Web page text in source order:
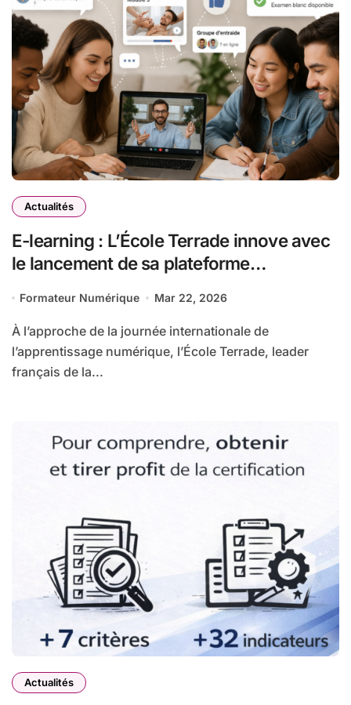
Actualités
E-learning : L’École Terrade innove avec
le lancement de sa plateforme
formation aux métiers du soin et de la
beauté
Formateur Numérique Mar 22, 2026
À l’approche de la journée internationale de
l’apprentissage numérique, l’École Terrade, leader
français de la...
Actualités